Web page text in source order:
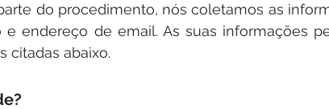
do procedimento, nós coletamos as
e endereço de email. As suas informações
citadas abaixo.